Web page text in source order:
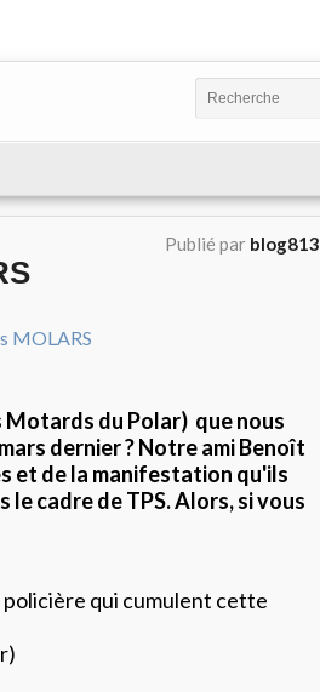
Publié par blog813
Motards du Polar) que nous
dernier ? Notre ami Benoît
et de la manifestation qu'ils
cadre de TPS. Alors, si vous
qui cumulent cette